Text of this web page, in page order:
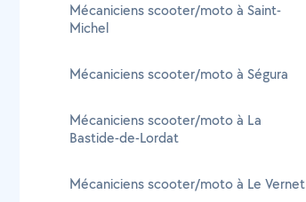
Mécaniciens scooter/moto à Saint-
Michel
Mécaniciens scooter/moto à Ségura
Mécaniciens scooter/moto à La
Bastide-de-Lordat
Mécaniciens scooter/moto à Le Vernet